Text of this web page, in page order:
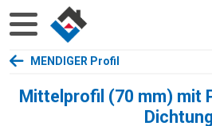
MENDIGER Profil
Mittelprofil (70 mm) mit
Dichtung